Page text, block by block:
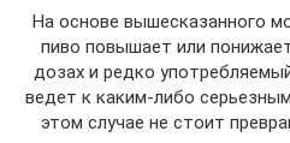
На основе вышесказанного
пиво повышает или
дозах и редко
ведет к каким-либо
этом случае не стоит